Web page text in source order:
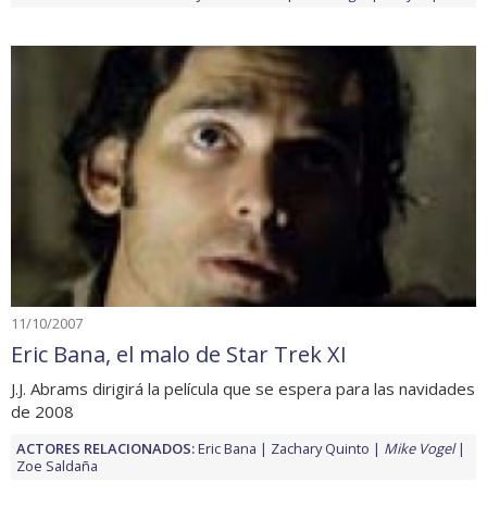
11/10/2007
Eric Bana, el malo de Star Trek XI
J.J. Abrams dirigirá la película que se espera para las navidades
de 2008
ACTORES RELACIONADOS:Eric Bana Zachary Quinto
Mike Vogel
Zoe Saldaña